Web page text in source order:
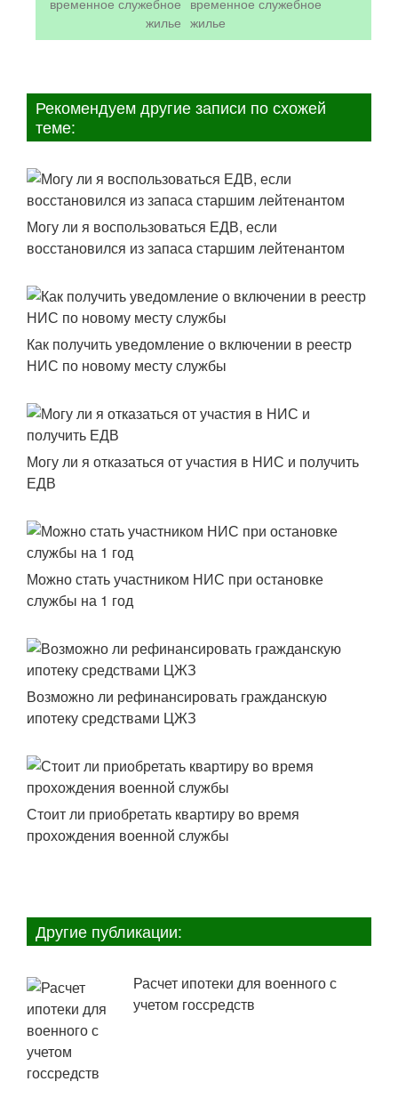
жилье
Рекомендуем другие записи по схожей
теме:
Могу ли я воспользоваться ЕДВ, если
восстановился из запаса старшим лейтенантом
Как получить уведомление о включении в реестр
НИС по новому месту службы
Могу ли я отказаться от участия в НИС и получить
ЕДВ
Можно стать участником НИС при остановке
службы на 1 год
Возможно ли рефинансировать гражданскую
ипотеку средствами ЦЖЗ
Стоит ли приобретать квартиру во время
прохождения военной службы
Другие публикации:
Расчет ипотеки для военного с
учетом госсредств